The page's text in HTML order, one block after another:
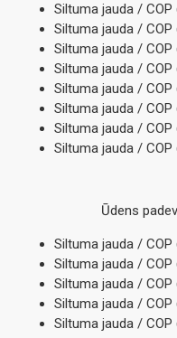
Siltuma jauda / COP
Siltuma jauda / COP
Siltuma jauda / COP
Siltuma jauda / COP
Siltuma jauda / COP
Siltuma jauda / COP
Siltuma jauda / COP
Siltuma jauda / COP
Ūdens
Siltuma jauda / COP
Siltuma jauda / COP
Siltuma jauda / COP
Siltuma jauda / COP
Siltuma jauda / COP